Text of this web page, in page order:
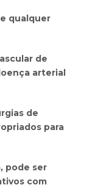
qualquer
de
arterial
de
para
pode ser
com